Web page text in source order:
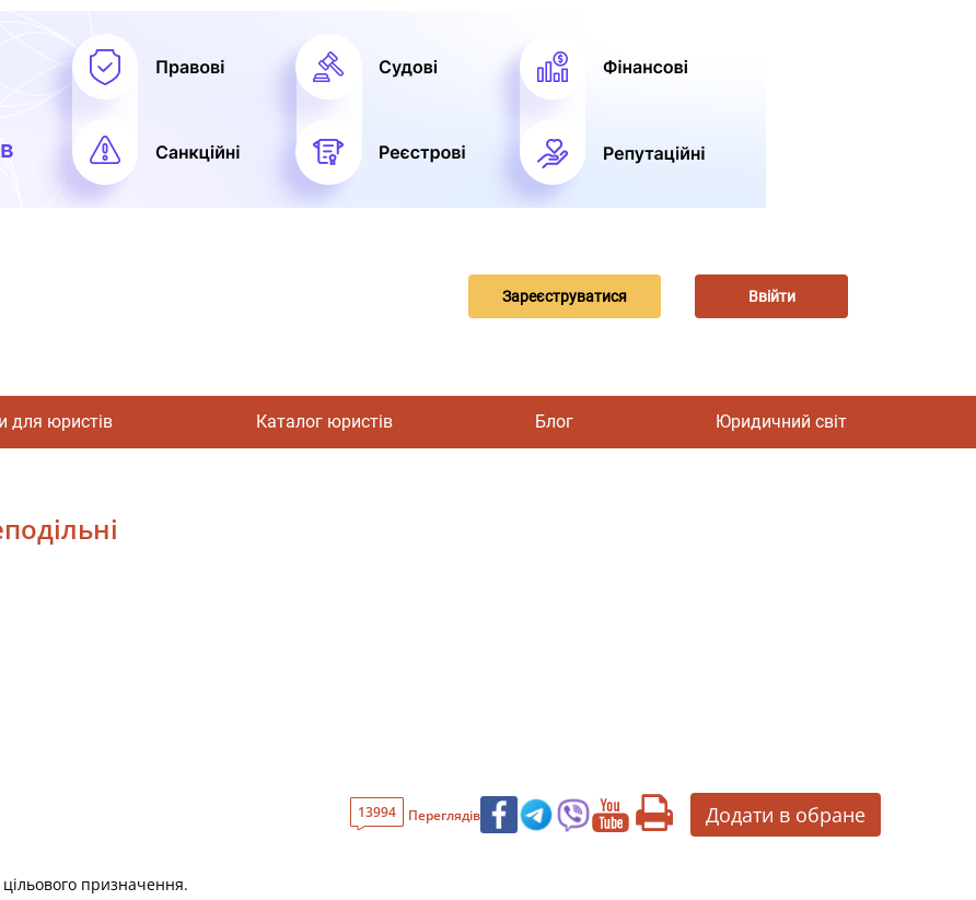
Зареєструватися Ввійти
для юристів Каталог юристів Блог Юридичний світ
13994 Переглядів Додати в обране
призначення.